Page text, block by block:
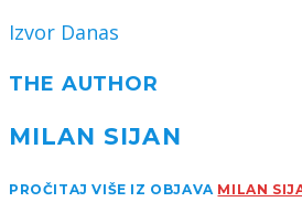
Izvor Danas
THE AUTHOR
MILAN SIJAN
PROČITAJ VIŠE IZ OBJAVA MILAN